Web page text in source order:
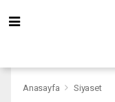
Anasayfa Siyaset